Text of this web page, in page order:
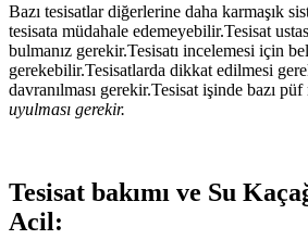
Bazı tesisatlar diğerlerine daha karmaşık
tesisata müdahale edemeyebilir.Tesisat
bulmanız gerekir.Tesisatı incelemesi için
gerekebilir.Tesisatlarda dikkat edilmesi
davranılması gerekir.Tesisat işinde bazı
uyulması gerekir.
Tesisat bakımı ve Su
Acil: